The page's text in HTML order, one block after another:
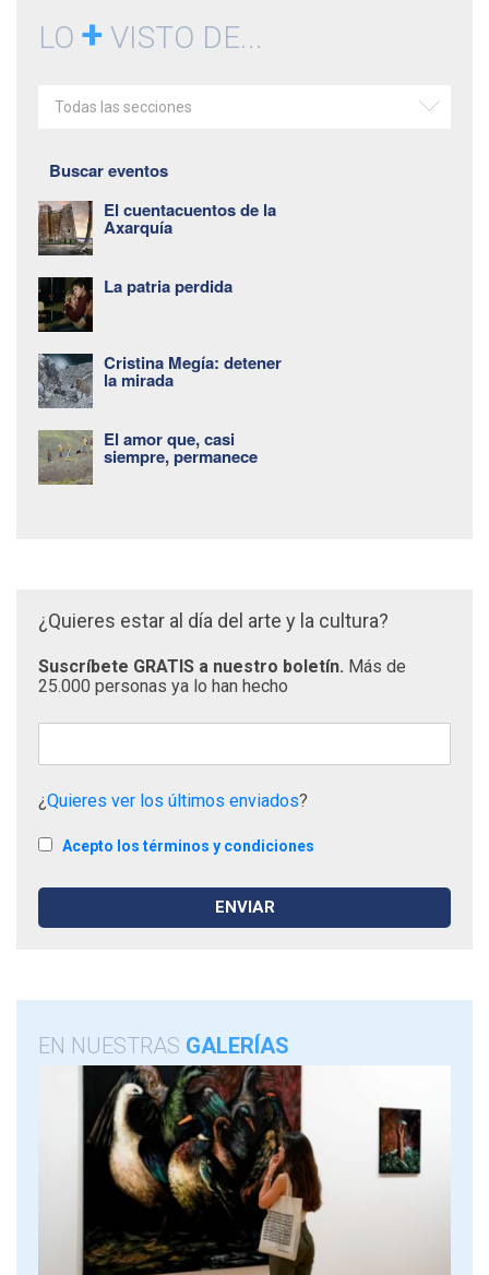
LO + VISTO DE...
Todas las secciones
Buscar eventos
El cuentacuentos de la
Axarquía
La patria perdida
Cristina Megía: detener
la mirada
El amor que, casi
siempre, permanece
¿Quieres estar al día del arte y la cultura?
Suscríbete GRATIS a nuestro boletín. Más de
25.000 personas ya lo han hecho
¿Quieres ver los últimos enviados?
Acepto los términos y condiciones
EN NUESTRAS GALERÍAS